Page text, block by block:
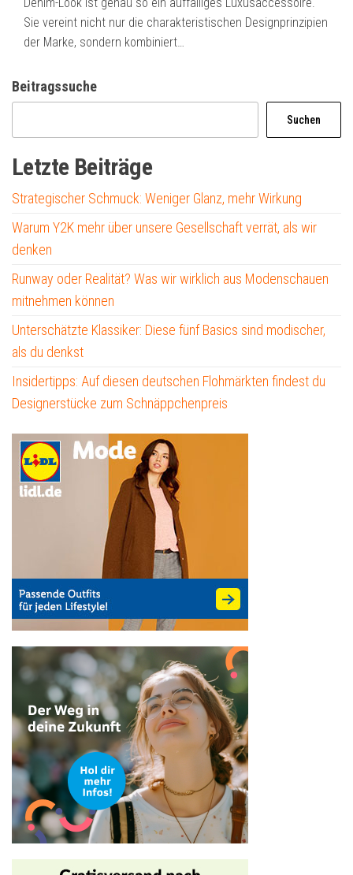
Sie vereint nicht nur die charakteristischen Designprinzipien
der Marke, sondern kombiniert…
Beitragssuche
Suchen
Letzte Beiträge
Strategischer Schmuck: Weniger Glanz, mehr Wirkung
Warum Y2K mehr über unsere Gesellschaft verrät, als wir
denken
Runway oder Realität? Was wir wirklich aus Modenschauen
mitnehmen können
Unterschätzte Klassiker: Diese fünf Basics sind modischer,
als du denkst
Insidertipps: Auf diesen deutschen Flohmärkten findest du
Designerstücke zum Schnäppchenpreis